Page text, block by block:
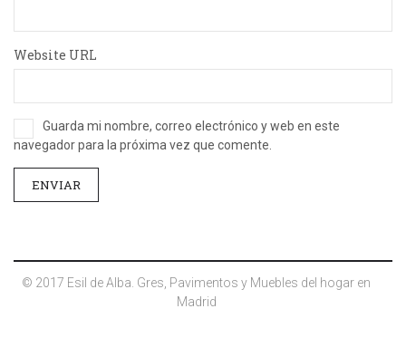
Website URL
Guarda mi nombre, correo electrónico y web en este
navegador para la próxima vez que comente.
© 2017 Esil de Alba. Gres, Pavimentos y Muebles del hogar en
Madrid